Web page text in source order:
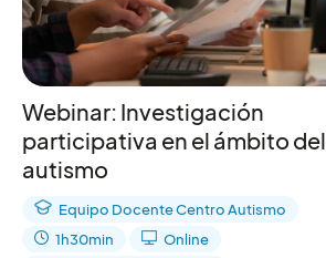
Webinar: Investigación
participativa en el ámbito del
autismo
Equipo Docente Centro Autismo
1h30min
Online